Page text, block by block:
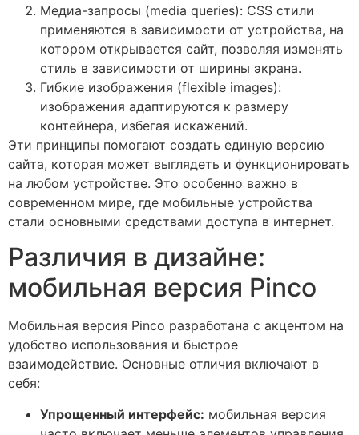
Медиа-запросы (media queries): CSS стили
применяются в зависимости от устройства, на
котором открывается сайт, позволяя изменять
стиль в зависимости от ширины экрана.
Гибкие изображения (flexible images):
изображения адаптируются к размеру
контейнера, избегая искажений.
Эти принципы помогают создать единую версию
сайта, которая может выглядеть и функционировать
на любом устройстве. Это особенно важно в
современном мире, где мобильные устройства
стали основными средствами доступа в интернет.
Различия в дизайне:
мобильная версия Pinco
Мобильная версия Pinco разработана с акцентом на
удобство использования и быстрое
взаимодействие. Основные отличия включают в
себя:
Упрощенный интерфейс: мобильная версия